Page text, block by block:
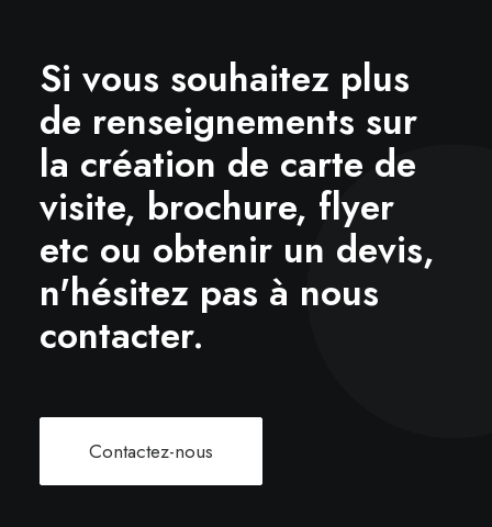
Si vous souhaitez plus
de renseignements sur
la création de carte de
visite, brochure, flyer
etc ou obtenir un devis,
n'hésitez pas à nous
contacter.
Contactez-nous